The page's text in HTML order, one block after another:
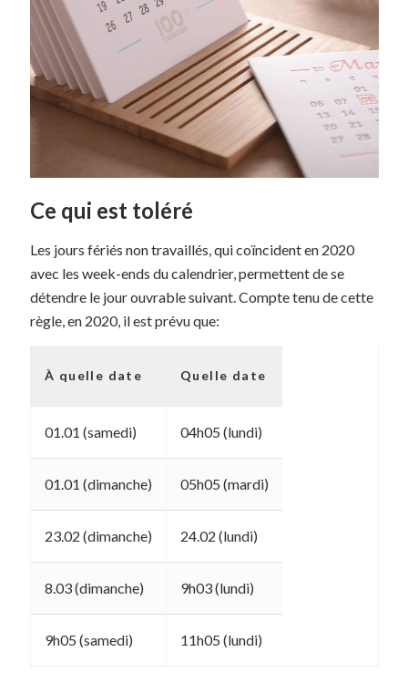
Ce qui est toléré
Les jours fériés non travaillés, qui coïncident en 2020
avec les week-ends du calendrier, permettent de se
détendre le jour ouvrable suivant. Compte tenu de cette
règle, en 2020, il est prévu que:
À quelle date Quelle date
01.01 (samedi) 04h05 (lundi)
01.01 (dimanche) 05h05 (mardi)
23.02 (dimanche) 24.02 (lundi)
8.03 (dimanche) 9h03 (lundi)
9h05 (samedi) 11h05 (lundi)